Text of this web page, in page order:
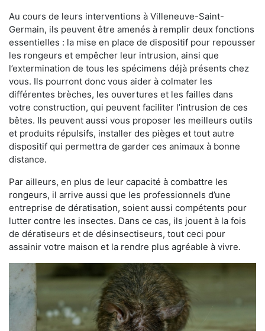
Au cours de leurs interventions à Villeneuve-Saint-
Germain, ils peuvent être amenés à remplir deux fonctions
essentielles : la mise en place de dispositif pour repousser
les rongeurs et empêcher leur intrusion, ainsi que
l’extermination de tous les spécimens déjà présents chez
vous. Ils pourront donc vous aider à colmater les
différentes brèches, les ouvertures et les failles dans
votre construction, qui peuvent faciliter l’intrusion de ces
bêtes. Ils peuvent aussi vous proposer les meilleurs outils
et produits répulsifs, installer des pièges et tout autre
dispositif qui permettra de garder ces animaux à bonne
distance.
Par ailleurs, en plus de leur capacité à combattre les
rongeurs, il arrive aussi que les professionnels d’une
entreprise de dératisation, soient aussi compétents pour
lutter contre les insectes. Dans ce cas, ils jouent à la fois
de dératiseurs et de désinsectiseurs, tout ceci pour
assainir votre maison et la rendre plus agréable à vivre.